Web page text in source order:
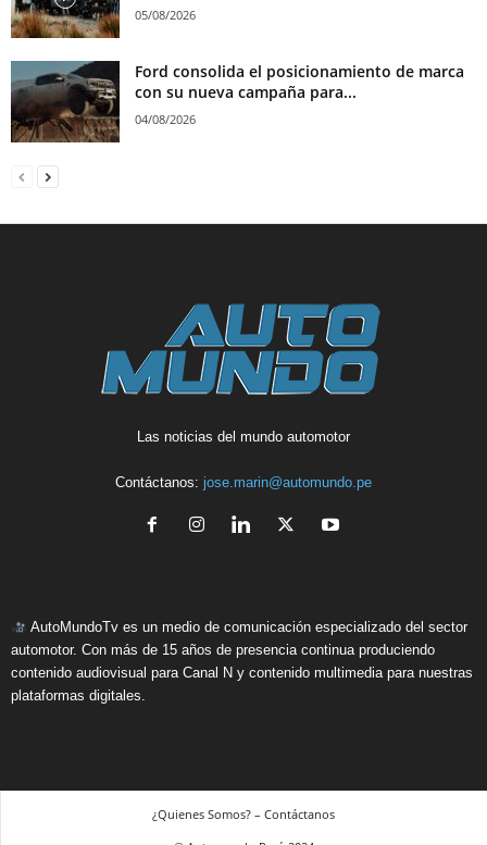
05/08/2026
Ford consolida el posicionamiento de marca
con su nueva campaña para...
04/08/2026
Las noticias del mundo automotor
Contáctanos: jose.marin@automundo.pe
AutoMundoTv es un medio de comunicación especializado del sector
automotor. Con más de 15 años de presencia continua produciendo
contenido audiovisual para Canal N y contenido multimedia para nuestras
plataformas digitales.
¿Quienes Somos? – Contáctanos